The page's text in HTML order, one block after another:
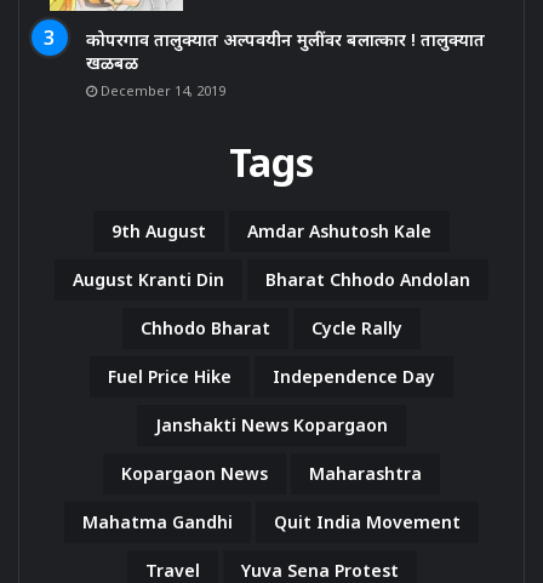
कोपरगाव तालुक्यात अल्पवयीन मुलींवर बलात्कार ! तालुक्यात
खळबळ
December 14, 2019
Tags
9th August Amdar Ashutosh Kale
August Kranti Din Bharat Chhodo Andolan
Chhodo Bharat Cycle Rally
Fuel Price Hike Independence Day
Janshakti News Kopargaon
Kopargaon News Maharashtra
Mahatma Gandhi Quit India Movement
Travel Yuva Sena Protest